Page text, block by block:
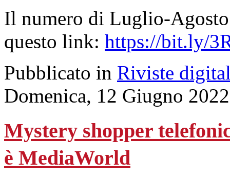
Il numero di Luglio-Agosto
questo link: https://bit.ly/
Pubblicato in Riviste
Domenica, 12 Giugno
Mystery shopper
è MediaWorld